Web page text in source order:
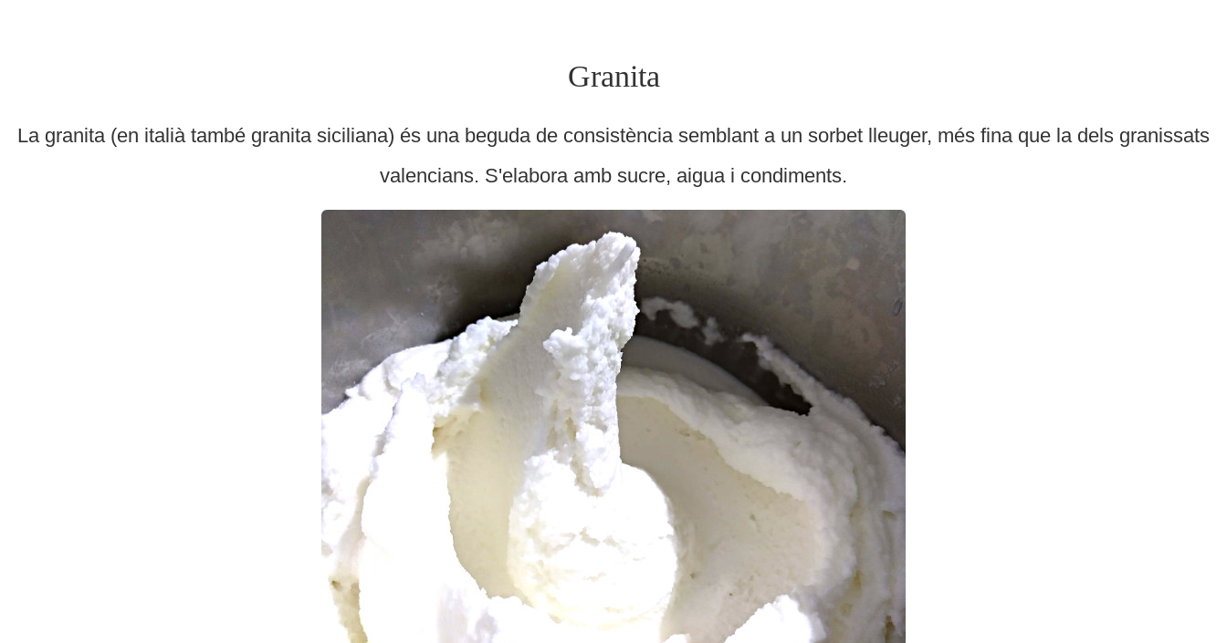
Granita
La granita (en italià també granita siciliana) és una beguda de consistència semblant a un sorbet lleuger, més fina que la dels granissats
valencians. S'elabora amb sucre, aigua i condiments.